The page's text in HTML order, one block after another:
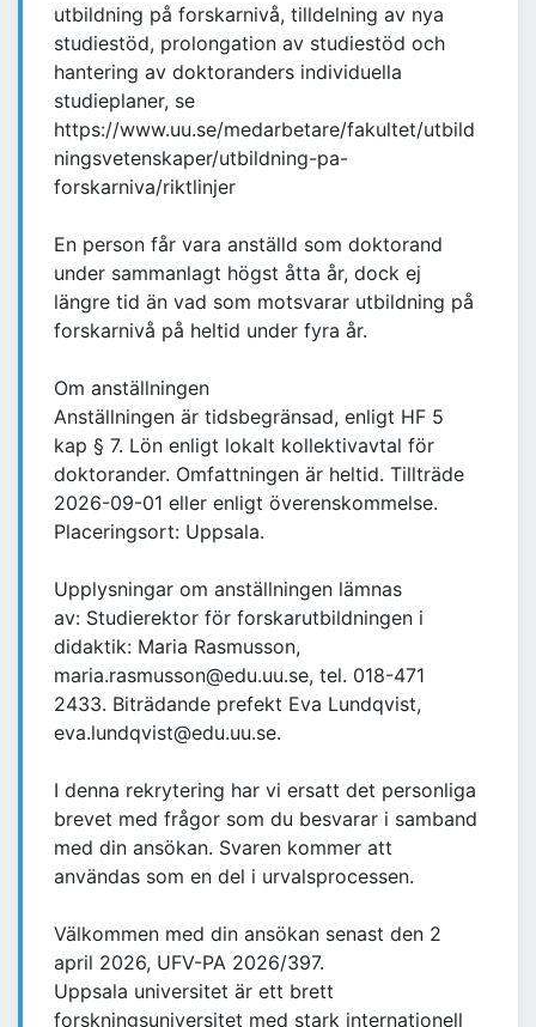
utbildning på forskarnivå, tilldelning av nya
studiestöd, prolongation av studiestöd och
hantering av doktoranders individuella
studieplaner, se
https://www.uu.se/medarbetare/fakultet/utbild
ningsvetenskaper/utbildning-pa-
forskarniva/riktlinjer
En person får vara anställd som doktorand
under sammanlagt högst åtta år, dock ej
längre tid än vad som motsvarar utbildning på
forskarnivå på heltid under fyra år.
Om anställningen
Anställningen är tidsbegränsad, enligt HF 5
kap § 7. Lön enligt lokalt kollektivavtal för
doktorander. Omfattningen är heltid. Tillträde
2026-09-01 eller enligt överenskommelse.
Placeringsort: Uppsala.
Upplysningar om anställningen lämnas
av: Studierektor för forskarutbildningen i
didaktik: Maria Rasmusson,
maria.rasmusson@edu.uu.se, tel. 018-471
2433. Biträdande prefekt Eva Lundqvist,
eva.lundqvist@edu.uu.se.
I denna rekrytering har vi ersatt det personliga
brevet med frågor som du besvarar i samband
med din ansökan. Svaren kommer att
användas som en del i urvalsprocessen.
Välkommen med din ansökan senast den 2
april 2026, UFV-PA 2026/397.
Uppsala universitet är ett brett
forskningsuniversitet med stark internationell